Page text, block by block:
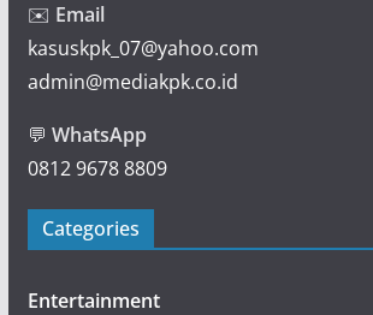
✉️ Email
kasuskpk_07@yahoo.com
admin@mediakpk.co.id
💬 WhatsApp
0812 9678 8809
Categories
Entertainment